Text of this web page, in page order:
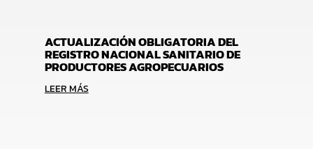
ACTUALIZACIÓN OBLIGATORIA DEL
REGISTRO NACIONAL SANITARIO DE
PRODUCTORES AGROPECUARIOS
LEER MÁS